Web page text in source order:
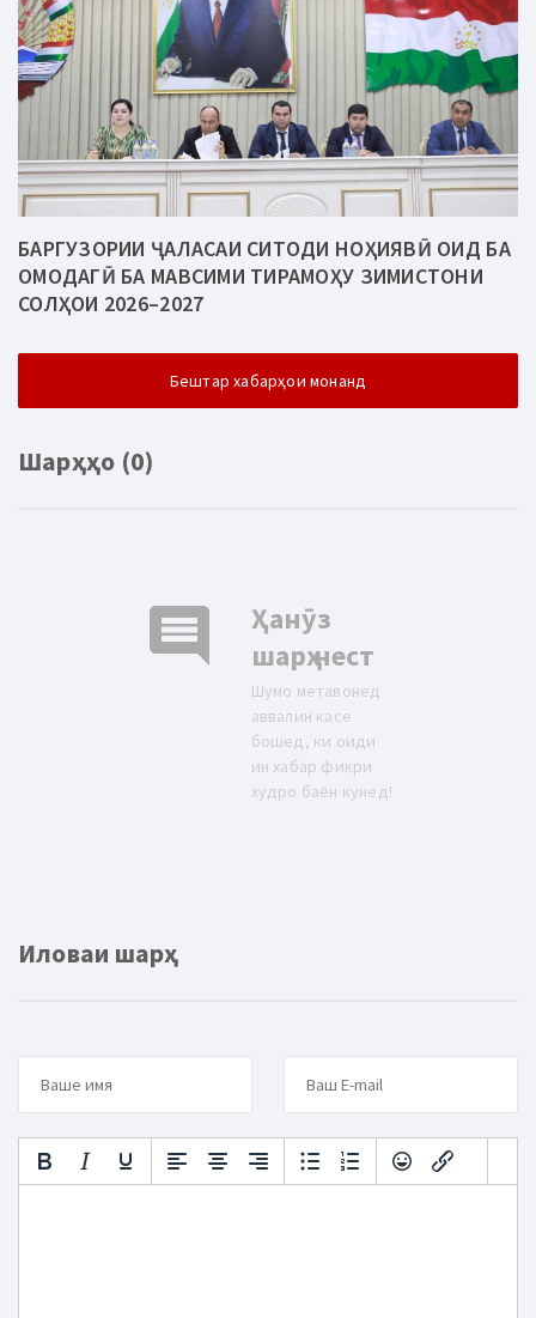
БАРГУЗОРИИ ҶАЛАСАИ СИТОДИ НОҲИЯВӢ ОИД БА
ОМОДАГӢ БА МАВСИМИ ТИРАМОҲУ ЗИМИСТОНИ
СОЛҲОИ 2026–2027
Бештар хабарҳои монанд
Шарҳҳо (0)
comment
Ҳанӯз
шарҳ нест
Шумо метавонед
аввалин касе
бошед, ки оиди
ин хабар фикри
худро баён кунед!
Иловаи шарҳ